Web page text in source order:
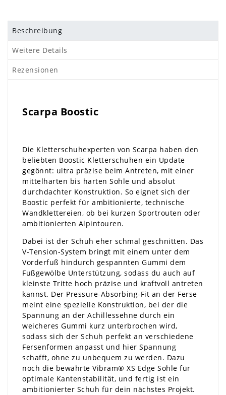
Beschreibung
Weitere Details
Rezensionen
Scarpa Boostic
Die Kletterschuhexperten von Scarpa haben den
beliebten Boostic Kletterschuhen ein Update
gegönnt: ultra präzise beim Antreten, mit einer
mittelharten bis harten Sohle und absolut
durchdachter Konstruktion. So eignet sich der
Boostic perfekt für ambitionierte, technische
Wandklettereien, ob bei kurzen Sportrouten oder
ambitionierten Alpintouren.
Dabei ist der Schuh eher schmal geschnitten. Das
V-Tension-System bringt mit einem unter dem
Vorderfuß hindurch gespannten Gummi dem
Fußgewölbe Unterstützung, sodass du auch auf
kleinste Tritte hoch präzise und kraftvoll antreten
kannst. Der Pressure-Absorbing-Fit an der Ferse
meint eine spezielle Konstruktion, bei der die
Spannung an der Achillessehne durch ein
weicheres Gummi kurz unterbrochen wird,
sodass sich der Schuh perfekt an verschiedene
Fersenformen anpasst und hier Spannung
schafft, ohne zu unbequem zu werden. Dazu
noch die bewährte Vibram® XS Edge Sohle für
optimale Kantenstabilität, und fertig ist ein
ambitionierter Schuh für dein nächstes Projekt.